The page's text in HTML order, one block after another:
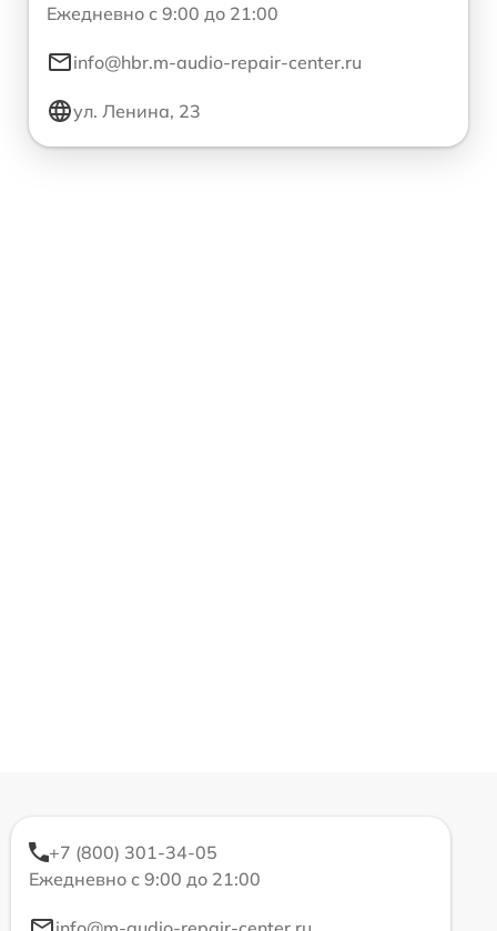
Ежедневно с 9:00 до 21:00
info@hbr.m-audio-repair-center.ru
ул. Ленина, 23
+7 (800) 301-34-05
Ежедневно с 9:00 до 21:00